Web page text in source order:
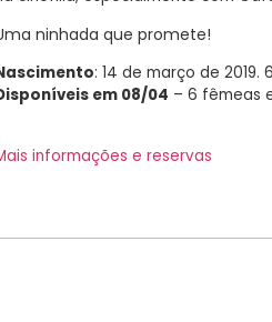
ninhada que promete!
: 14 de março de
em 08/04 – 6 fêmeas
informações e reservas